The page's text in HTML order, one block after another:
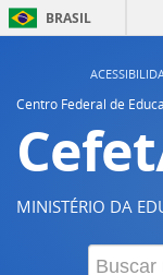
BRASIL
Centro Federal de
MINISTÉRIO DA